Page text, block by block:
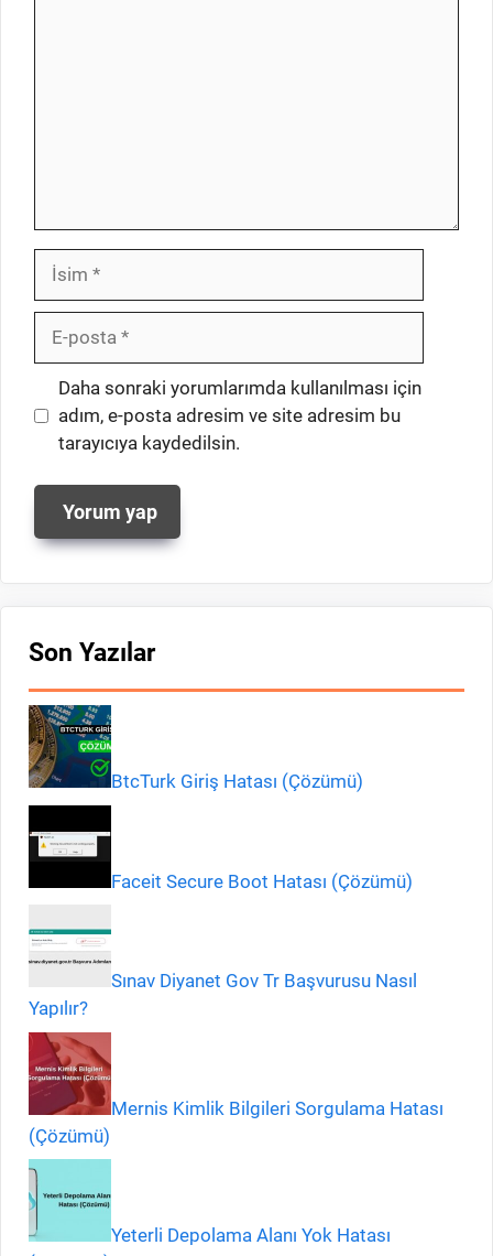
İsim
posta
İnternet
sitesi
Daha sonraki yorumlarımda kullanılması için
adım, e-posta adresim ve site adresim bu
tarayıcıya kaydedilsin.
Son Yazılar
BtcTurk Giriş Hatası (Çözümü)
Faceit Secure Boot Hatası (Çözümü)
Sınav Diyanet Gov Tr Başvurusu Nasıl
Yapılır?
Mernis Kimlik Bilgileri Sorgulama Hatası
(Çözümü)
Yeterli Depolama Alanı Yok Hatası